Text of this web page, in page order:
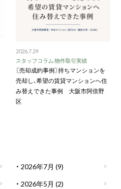
2026.7.29
スタッフコラム,物件取引実績
〖売却成約事例〗持ちマンションを
売却し、希望の賃貸マンションへ住
み替えできた事例 大阪市阿倍野
区
2026年7月 (9)
2026年5月 (2)